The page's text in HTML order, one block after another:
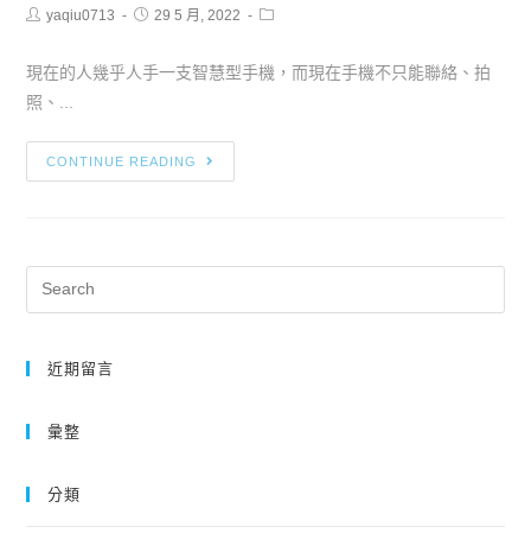
yaqiu0713 29 5 月, 2022
現在的人幾乎人手一支智慧型手機，而現在手機不只能聯絡、拍
照、...
CONTINUE READING
近期留言
彙整
分類